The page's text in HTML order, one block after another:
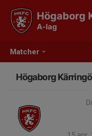
Matcher
Högaborg
A-lag
Högaborg